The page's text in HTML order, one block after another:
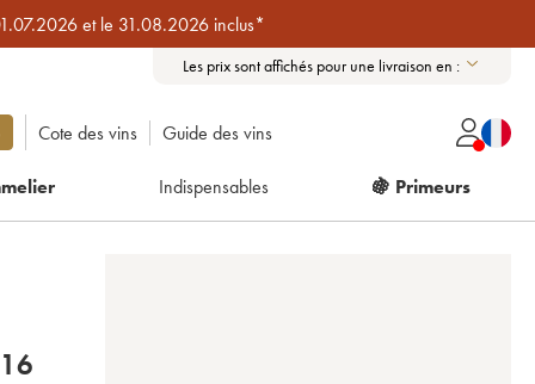
et le 31.08.2026 inclus*
Les prix sont affichés pour une livraison en :
Cote des vins Guide des vins
Indispensables 🍇 Primeurs